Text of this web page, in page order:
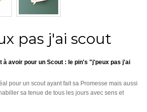
pas j'ai scout
à avoir pour un Scout : le pin's "j'peux pas j'ai
pour un scout ayant fait sa Promesse mais aussi
sa tenue de tous les jours avec sens et